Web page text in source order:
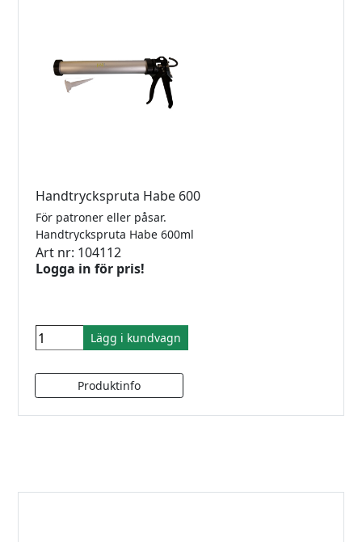
Handtryckspruta Habe 600
För patroner eller påsar.
Handtryckspruta Habe 600ml
Art nr: 104112
Logga in för pris!
Lägg i kundvagn